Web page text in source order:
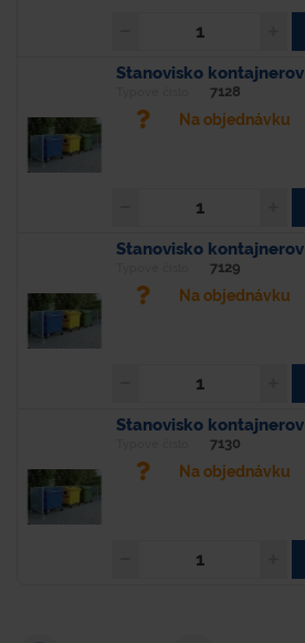
Stanovisko kontajnerov
7128
Na objednávku
Stanovisko kontajnerov
7129
Na objednávku
Stanovisko kontajnerov
7130
Na objednávku